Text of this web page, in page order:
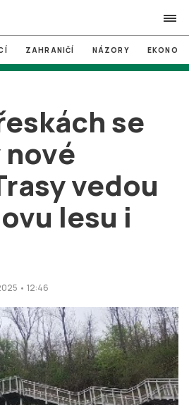
search
ZAHRANIČÍ NÁZORY
se
vedou
lesu i
• 12:46